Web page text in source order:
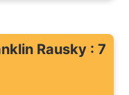
Rausky : 7